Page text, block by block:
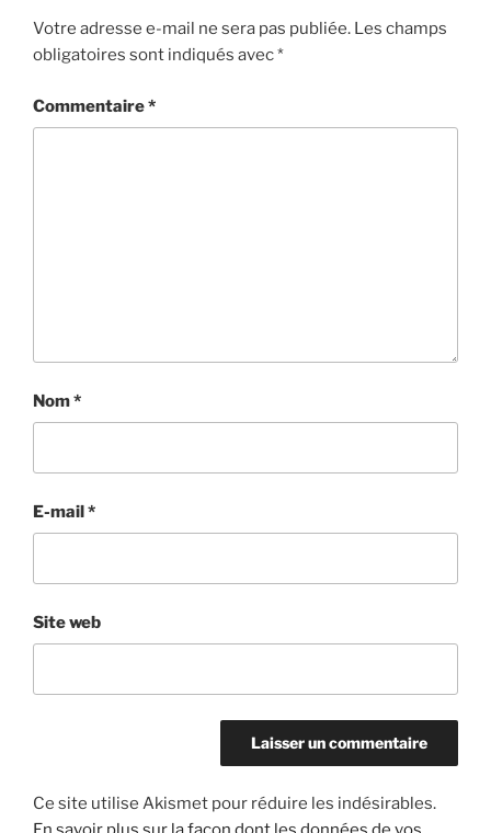
Votre adresse e-mail ne sera pas publiée. Les champs
obligatoires sont indiqués avec*
Commentaire*
Nom*
E-mail*
Site web
Ce site utilise Akismet pour réduire les indésirables.